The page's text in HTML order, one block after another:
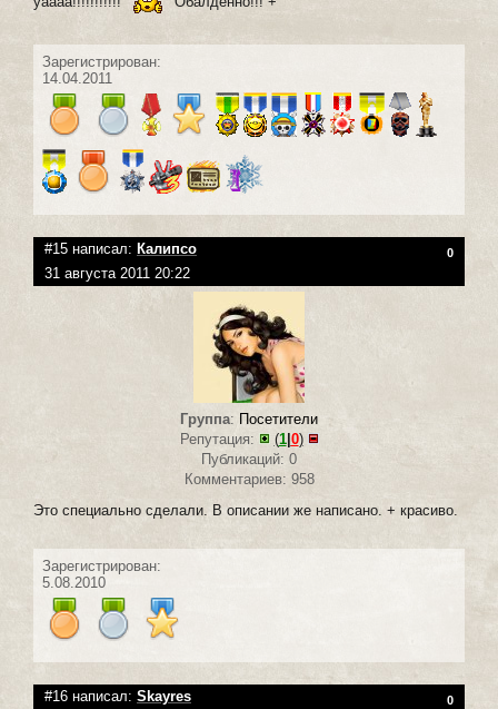
Зарегистрирован:
14.04.2011
#15 написал: Калипсо 0
31 августа 2011 20:22
Группа: Посетители
Репутация:
(1| 0)
Публикаций: 0
Комментариев: 958
Это специально сделали. В описании же написано. + красиво.
Зарегистрирован:
5.08.2010
#16 написал: Skayres 0